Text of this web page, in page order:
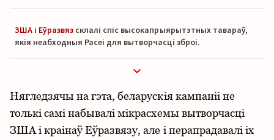
ЗША і Еўразвяз склалі спіс высокапрыярытэтных тавараў,
якія неабходныя Расеі для вытворчасці зброі.
Нягледзячы на гэта, беларускія кампаніі не
толькі самі набывалі мікрасхемы вытворчасці
ЗША і краінаў Еўразвязу, але і перапрадавалі іх